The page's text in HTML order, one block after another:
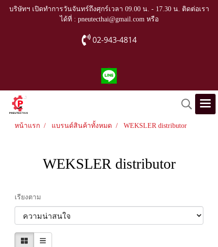
บริษัทฯ เปิดทำการวันจันทร์ถึงศุกร์เวลา 09.00 น. - 17.30 น. ติดต่อเรา
ได้ที่ : pneutecthai@gmail.com หรือ
02-943-4814
หน้าแรก แบรนด์สินค้าทั้งหมด WEKSLER distributor
WEKSLER distributor
เรียงตาม